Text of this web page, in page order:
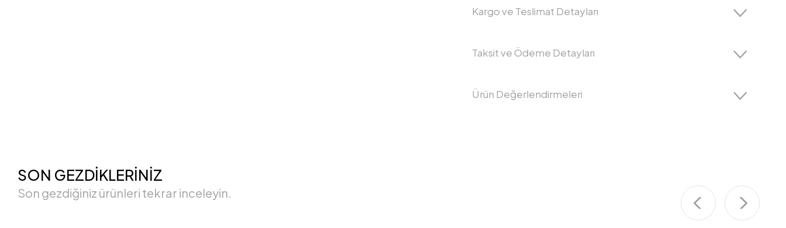
Kargo ve Teslimat Detayları
Taksit ve Ödeme Detayları
Ürün Değerlendirmeleri
SON GEZDİKLERİNİZ
Son gezdiğiniz ürünleri tekrar inceleyin.